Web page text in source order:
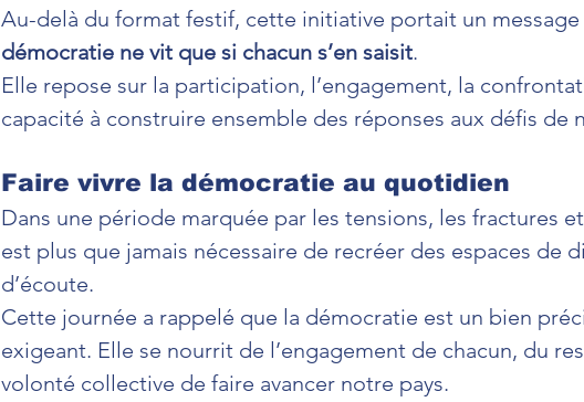
Au-delà du format festif, cette initiative portait un message
démocratie ne vit que si chacun s’en saisit.
Elle repose sur la participation, l’engagement, la
capacité à construire ensemble des réponses aux défis de
Faire vivre la démocratie au quotidien
Dans une période marquée par les tensions, les fractures
est plus que jamais nécessaire de recréer des espaces de
d’écoute.
Cette journée a rappelé que la démocratie est un bien
exigeant. Elle se nourrit de l’engagement de chacun, du
volonté collective de faire avancer notre pays.